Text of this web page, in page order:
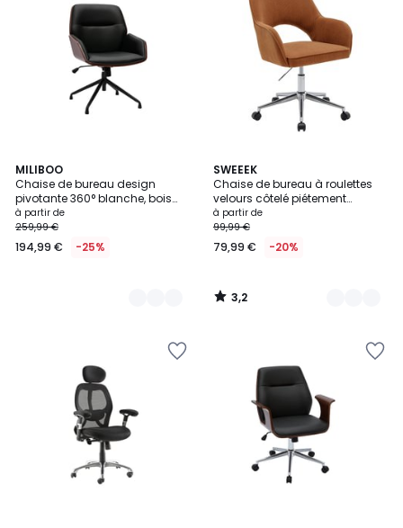
MILIBOO
Chaise de bureau design
pivotante 360° blanche, bois
clair et métal chromé MARLOW
à partir de
259,99 €
194,99 € -25%
2
Couleurs
SWEEEK
Chaise de bureau à roulettes
velours côtelé piétement
chromé JIM
à partir de
99,99 €
79,99 € -20%
3,2
/ 5
4
Couleurs
3,2
/